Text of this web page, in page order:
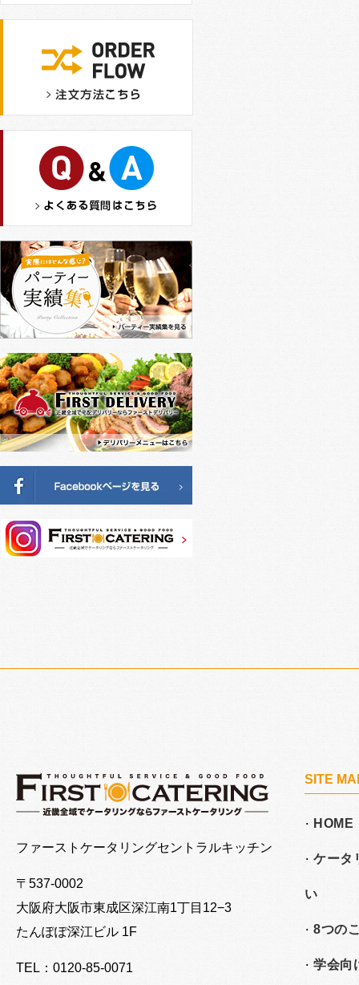
ファーストケータリングセントラルキッチン
〒537-0002
大阪府大阪市東成区深江南1丁目12−3
たんぽぽ深江ビル 1F
TEL：0120-85-0071
SITE
HOME
ケータ
い
8つの
学会向